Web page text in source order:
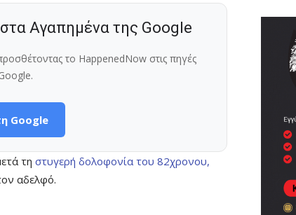
Αγαπημένα της Google
το HappenedNow στις πηγές
Google
τη στυγερή δολοφονία του 82χρονου,
αδελφό.